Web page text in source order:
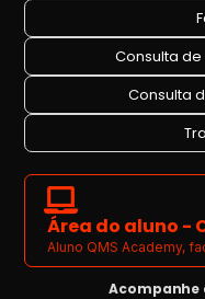
Consulta
Consulta
Área do aluno -
Aluno QMS Academy,
Acompanhe